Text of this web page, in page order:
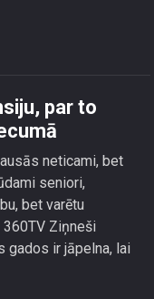
par to
neticami, bet
seniori,
bet varētu
Ziņneši
gados ir jāpelna, lai